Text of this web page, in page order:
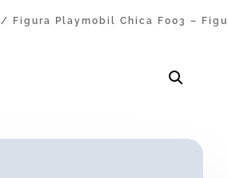
/ Figura Playmobil Chica F003 –